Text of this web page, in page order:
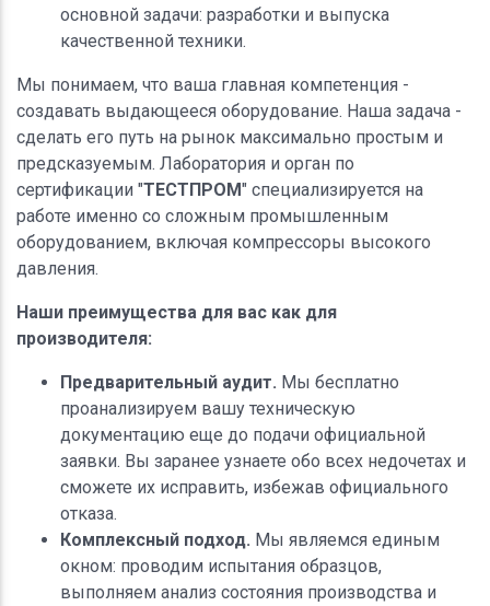
основной задачи: разработки и выпуска
качественной техники.
Мы понимаем, что ваша главная компетенция -
создавать выдающееся оборудование. Наша задача -
сделать его путь на рынок максимально простым и
предсказуемым. Лаборатория и орган по
сертификации "ТЕСТПРОМ" специализируется на
работе именно со сложным промышленным
оборудованием, включая компрессоры высокого
давления.
Наши преимущества для вас как для
производителя:
Предварительный аудит. Мы бесплатно
проанализируем вашу техническую
документацию еще до подачи официальной
заявки. Вы заранее узнаете обо всех недочетах и
сможете их исправить, избежав официального
отказа.
Комплексный подход. Мы являемся единым
окном: проводим испытания образцов,
выполняем анализ состояния производства и